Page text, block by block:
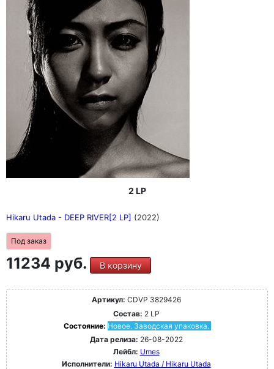
2 LP
Hikaru Utada - DEEP RIVER[2 LP] (2022)
Под заказ
11234 руб. В корзину
Артикул: CDVP 3829426
Состав: 2 LP
Состояние: Новое. Заводская упаковка.
Дата релиза: 26-08-2022
Лейбл: Umes
Исполнители: Hikaru Utada / Hikaru Utada